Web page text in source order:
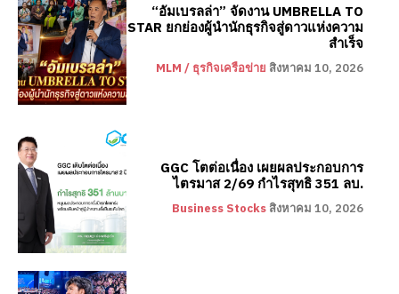
“อัมเบรลล่า” จัดงาน UMBRELLA TO
STAR ยกย่องผู้นำนักธุรกิจสู่ดาวแห่งความ
สำเร็จ
MLM / ธุรกิจเครือข่าย สิงหาคม 10, 2026
GGC โตต่อเนื่อง เผยผลประกอบการ
ไตรมาส 2/69 กำไรสุทธิ 351 ลบ.
Business Stocks สิงหาคม 10, 2026